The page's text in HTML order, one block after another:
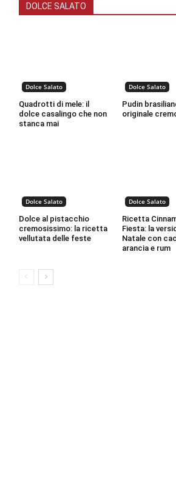
DOLCE SALATO
Dolce Salato
Quadrotti di mele: il
dolce casalingo che non
stanca mai
Dolce Salato
Pudin
originale
Dolce Salato
Dolce al pistacchio
cremosissimo: la ricetta
vellutata delle feste
Dolce Salato
Ricetta
Fiesta: la
Natale con
arancia e rum